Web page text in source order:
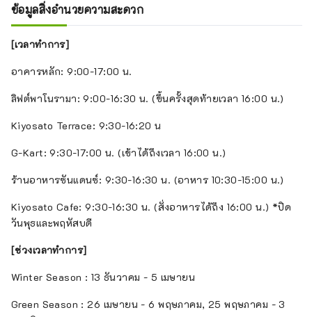
ข้อมูลสิ่งอำนวยความสะดวก
[เวลาทำการ]
อาคารหลัก: 9:00-17:00 น.
ลิฟต์พาโนรามา: 9:00-16:30 น. (ขึ้นครั้งสุดท้ายเวลา 16:00 น.)
Kiyosato Terrace: 9:30-16:20 น
G-Kart: 9:30-17:00 น. (เข้าได้ถึงเวลา 16:00 น.)
ร้านอาหารซันแดนซ์: 9:30-16:30 น. (อาหาร 10:30-15:00 น.)
Kiyosato Cafe: 9:30-16:30 น. (สั่งอาหารได้ถึง 16:00 น.) *ปิด
วันพุธและพฤหัสบดี
[ช่วงเวลาทำการ]
Winter Season : 13 ธันวาคม - 5 เมษายน
Green Season : 26 เมษายน - 6 พฤษภาคม, 25 พฤษภาคม - 3